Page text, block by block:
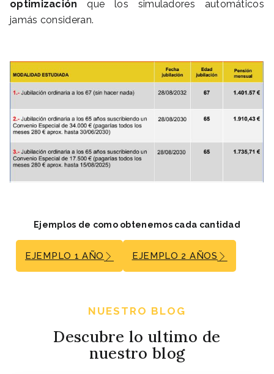
optimización que los simuladores automáticos
jamás consideran.
Ejemplos de como obtenemos cada cantidad
EJEMPLO 1 AÑO EJEMPLO 2 AÑOS
NUESTRO BLOG
Descubre lo ultimo de
nuestro blog